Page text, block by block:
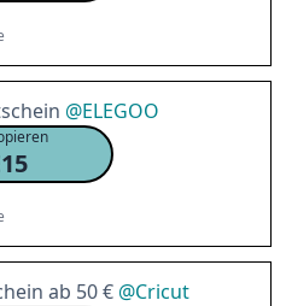
@ELEGOO
ab 50 € @Cricut